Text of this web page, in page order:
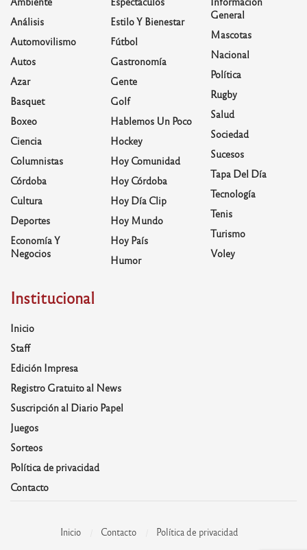
Análisis
Automovilismo
Autos
Azar
Basquet
Boxeo
Ciencia
Columnistas
Córdoba
Cultura
Deportes
Economía Y
Negocios
Estilo Y Bienestar
Fútbol
Gastronomía
Gente
Golf
Hablemos Un Poco
Hockey
Hoy Comunidad
Hoy Córdoba
Hoy Día Clip
Hoy Mundo
Hoy País
Humor
General
Mascotas
Nacional
Política
Rugby
Salud
Sociedad
Sucesos
Tapa Del Día
Tecnología
Tenis
Turismo
Voley
Institucional
Inicio
Staff
Edición Impresa
Registro Gratuito al News
Suscripción al Diario Papel
Juegos
Sorteos
Política de privacidad
Contacto
Inicio Contacto Política de privacidad